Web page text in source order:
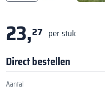
23,27 per stuk
Direct bestellen
Aantal